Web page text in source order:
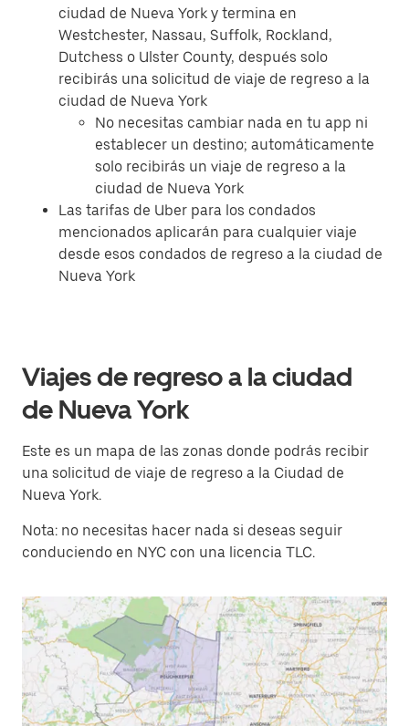
ciudad de Nueva York y termina en
Westchester, Nassau, Suffolk, Rockland,
Dutchess o Ulster County, después solo
recibirás una solicitud de viaje de regreso a la
ciudad de Nueva York
No necesitas cambiar nada en tu app ni
establecer un destino; automáticamente
solo recibirás un viaje de regreso a la
ciudad de Nueva York
Las tarifas de Uber para los condados
mencionados aplicarán para cualquier viaje
desde esos condados de regreso a la ciudad de
Nueva York
Viajes de regreso a la ciudad
de Nueva York
Este es un mapa de las zonas donde podrás recibir
una solicitud de viaje de regreso a la Ciudad de
Nueva York.
Nota: no necesitas hacer nada si deseas seguir
conduciendo en NYC con una licencia TLC.